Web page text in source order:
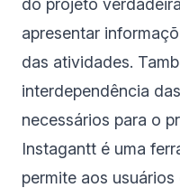
apresentar
das atividades.
interdependência
necessários para o
Instagantt é uma
permite aos